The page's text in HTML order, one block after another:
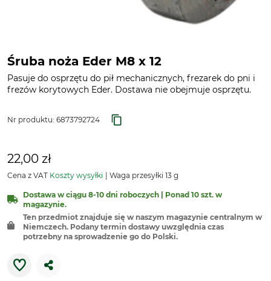
Śruba noża Eder M8 x 12
Pasuje do osprzętu do pił mechanicznych, frezarek do pni i
frezów korytowych Eder. Dostawa nie obejmuje osprzętu.
Nr produktu: 6873792724
22,00 zł
Cena z VAT Koszty wysyłki Waga przesyłki 13 g
Dostawa w ciągu 8-10 dni roboczych | Ponad 10 szt. w
magazynie.
Ten przedmiot znajduje się w naszym magazynie centralnym w
Niemczech. Podany termin dostawy uwzględnia czas
potrzebny na sprowadzenie go do Polski.